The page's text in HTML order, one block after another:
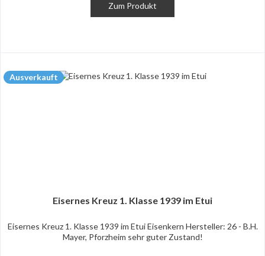
Zum Produkt
Ausverkauft
Eisernes Kreuz 1. Klasse 1939 im Etui
Eisernes Kreuz 1. Klasse 1939 im Etui Eisenkern Hersteller: 26 - B.H.
Mayer, Pforzheim sehr guter Zustand!